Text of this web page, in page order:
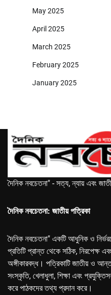
May 2025
April 2025
March 2025
February 2025
January 2025
দৈনিক নবচেতনা" - সত্য, ন্যায় এবং
দৈনিক নবচেতনা: জাতীয় পত্রিকা
দৈনিক নবচেতনা" একটি আধুনিক ও
প্রতিটি প্রান্ত থেকে সঠিক, নিরপেক্ষ
অঙ্গীকারবদ্ধ। পত্রিকাটি জাতীয় ও
সংস্কৃতি, খেলাধুলা, শিক্ষা এবং
করে পাঠকদের তথ্য প্রদান করে।